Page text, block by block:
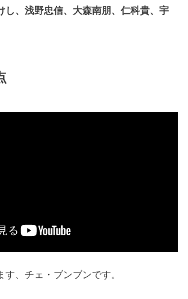
し、浅野忠信、大森南朋、仁科貴、宇
す、チェ・ブンブンです。